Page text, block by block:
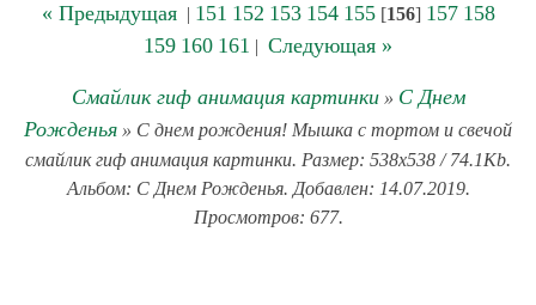
« Предыдущая| 151 152 153 154 155[156] 157 158
159 160 161 | Следующая »
Смайлик гиф анимация картинки» С Днем
Рожденья » С днем рождения! Мышка с тортом и свечой
смайлик гиф анимация картинки. Размер: 538x538 / 74.1Kb.
Альбом: С Днем Рожденья. Добавлен: 14.07.2019.
Просмотров: 677.